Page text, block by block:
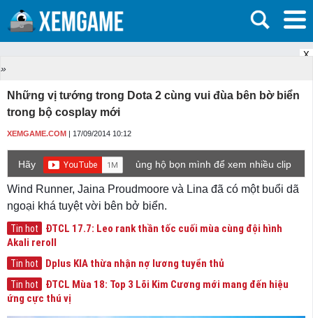
X
»
Những vị tướng trong Dota 2 cùng vui đùa bên bờ biển
trong bộ cosplay mới
XEMGAME.COM | 17/09/2014 10:12
Hãy
ủng hộ bọn mình để xem nhiều clip
Wind Runner, Jaina Proudmoore và Lina đã có một buổi dã
ngoại khá tuyệt vời bên bở biển.
Tin hot
ĐTCL 17.7: Leo rank thần tốc cuối mùa cùng đội hình
Akali reroll
Tin hot Dplus KIA thừa nhận nợ lương tuyển thủ
Tin hot
ĐTCL Mùa 18: Top 3 Lõi Kim Cương mới mang đến hiệu
ứng cực thú vị